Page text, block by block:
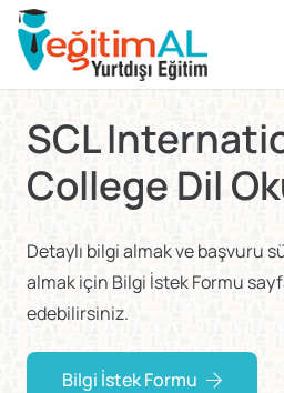
SCL
College Dil
Detaylı bilgi almak ve başvuru
almak için Bilgi İstek Formu
edebilirsiniz.
Bilgi İstek Formu